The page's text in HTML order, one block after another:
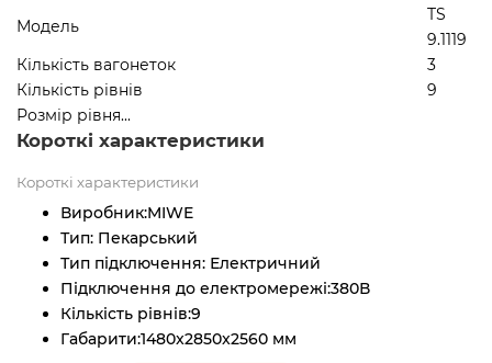
Модель
TS
9.1119
Кількість вагонеток
3
Кількість рівнів
9
Розмір рівня...
Короткі характеристики
Короткі характеристики
Виробник:MIWE
Тип: Пекарський
Тип підключення: Електричний
Підключення до електромережі:380В
Кількість рівнів:9
Габарити:1480x2850x2560 мм